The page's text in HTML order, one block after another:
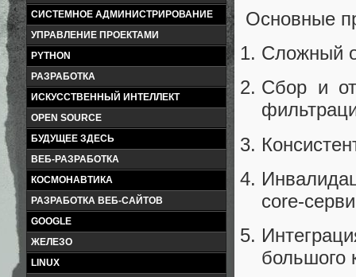
СИСТЕМНОЕ АДМИНИСТРИРОВАНИЕ
УПРАВЛЕНИЕ ПРОЕКТАМИ
PYTHON
РАЗРАБОТКА
ИСКУССТВЕННЫЙ ИНТЕЛЛЕКТ
OPEN SOURCE
БУДУЩЕЕ ЗДЕСЬ
ВЕБ-РАЗРАБОТКА
КОСМОНАВТИКА
РАЗРАБОТКА ВЕБ-САЙТОВ
GOOGLE
ЖЕЛЕЗО
LINUX
Основные
Сложный
Сбор и
core-
большого